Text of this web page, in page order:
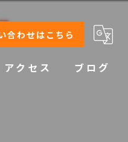
合わせはこちら
アクセス ブログ